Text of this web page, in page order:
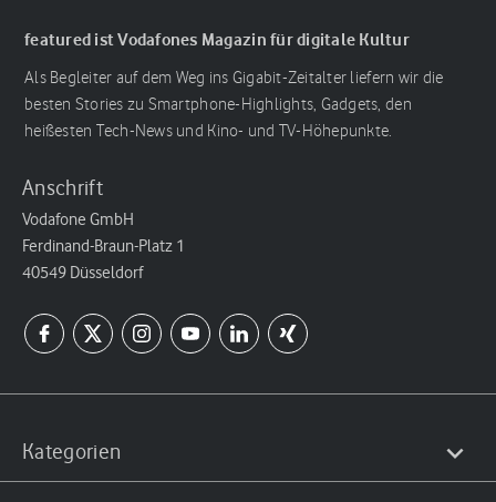
featured ist Vodafones Magazin für digitale Kultur
Als Begleiter auf dem Weg ins Gigabit-Zeitalter liefern wir die
besten Stories zu Smartphone-Highlights, Gadgets, den
heißesten Tech-News und Kino- und TV-Höhepunkte.
Anschrift
Vodafone GmbH
Ferdinand-Braun-Platz 1
40549 Düsseldorf
Kategorien